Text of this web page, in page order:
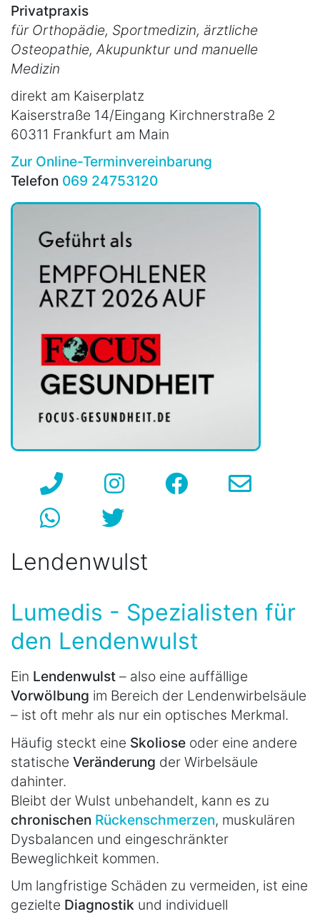
Privatpraxis
für Orthopädie, Sportmedizin, ärztliche
Osteopathie, Akupunktur und manuelle
Medizin
direkt am Kaiserplatz
Kaiserstraße 14/Eingang Kirchnerstraße 2
60311 Frankfurt am Main
Zur Online-Terminvereinbarung
Telefon 069 24753120
Lendenwulst
Lumedis - Spezialisten für
den Lendenwulst
Ein Lendenwulst – also eine auffällige
Vorwölbung im Bereich der Lendenwirbelsäule
– ist oft mehr als nur ein optisches Merkmal.
Häufig steckt eine Skoliose oder eine andere
statische Veränderung der Wirbelsäule
dahinter.
Bleibt der Wulst unbehandelt, kann es zu
chronischen Rückenschmerzen, muskulären
Dysbalancen und eingeschränkter
Beweglichkeit kommen.
Um langfristige Schäden zu vermeiden, ist eine
gezielte Diagnostik und individuell